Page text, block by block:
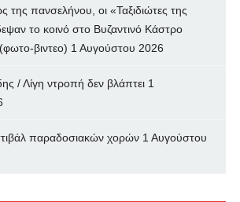
πανσελήνου, οι «Ταξιδιώτες της
το κοινό στο Βυζαντινό Κάστρο
βιντεο) 1 Αυγούστου 2026
/ Λίγη ντροπή δεν βλάπτει 1
παραδοσιακών χορών 1 Αυγούστου